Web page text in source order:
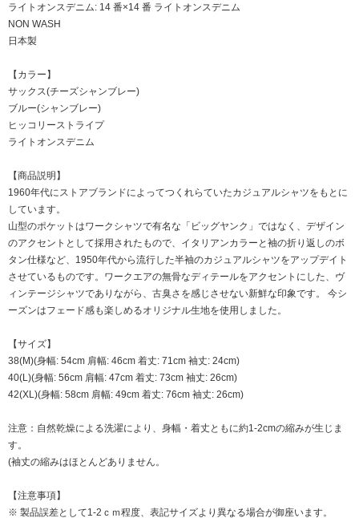
ライトオンスデニム: 14 番×14 番 ライトオンスデニム
NON WASH
日本製
【カラー】
サックス(チーズシャンブレー)
ブルー(シャンブレー)
ヒッコリーストライプ
ライトオンスデニム
【商品説明】
1960年代にストアブランドによってつくれらていたカジュアルシャツをもとに
しています。
山型のポケットはワークシャツで有名な「ビッグヤンク」ではなく、デザイン
のアクセントとして採用されたもので、イタリアンカラーと袖の折り返しのボ
タン仕様など、1950年代から流行した半袖のカジュアルシャツをアップデイト
させているものです。ワークエアの無骨なディテールをアクセントにした、ヴ
ィンテージシャツでありながら、古臭さを感じさせない新鮮な印象です。 今シ
ーズンはフェード感も楽しめるオリジナル生地を使用しました。
【サイズ】
38(M)(身幅: 54cm 肩幅: 46cm 着丈: 71cm 袖丈: 24cm)
40(L)(身幅: 56cm 肩幅: 47cm 着丈: 73cm 袖丈: 26cm)
42(XL)(身幅: 58cm 肩幅: 49cm 着丈: 76cm 袖丈: 26cm)
注意：自然乾燥による洗濯により、身幅・着丈ともに約1-2cmの縮みが生じま
す。
(袖丈の縮みはほとんどありません。
【注意事項】
※ 製品誤差として1-2ｃｍ程度、表記サイズより異なる場合が御座います。